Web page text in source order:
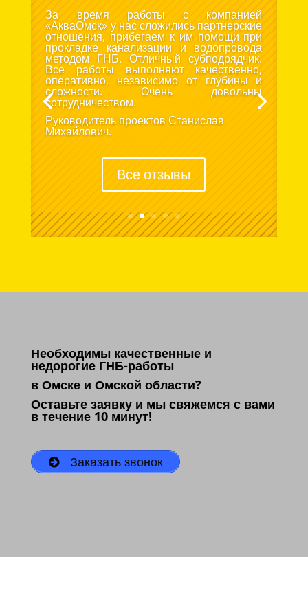
За время работы с компанией
«АкваОмск» у нас сложились партнерские
отношения, прибегаем к им помощи при
прокладке канализации и водопровода
методом ГНБ. Отличный субподрядчик.
Все работы выполняют качественно,
оперативно, независимо от глубины и
сложности. Очень довольны
сотрудничеством.
Руководитель проектов Станислав
Михайлович.
Все отзывы
Необходимы качественные и
недорогие ГНБ-работы
в Омске и Омской области?
Оставьте заявку и мы свяжемся с вами
в течение 10 минут!
Заказать звонок